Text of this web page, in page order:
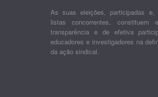
As suas eleições, participadas
listas concorrentes, constituem
transparência e de efetiva
educadores e investigadores na
da ação sindical.